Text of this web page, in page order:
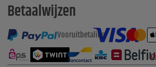
Betaalwijzen
Vooruitbetaling